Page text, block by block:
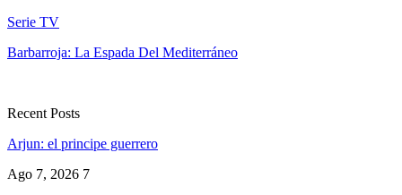
Serie TV
Barbarroja: La Espada Del Mediterráneo
Recent Posts
Arjun: el principe guerrero
Ago 7, 2026 7